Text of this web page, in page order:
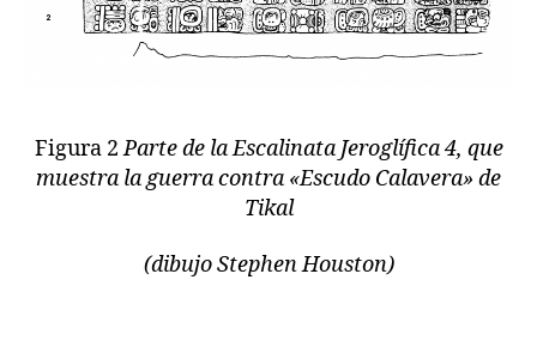
Figura 2Parte de la Escalinata Jeroglífica 4, que
muestra la guerra contra «Escudo Calavera» de
Tikal
(dibujo Stephen Houston)